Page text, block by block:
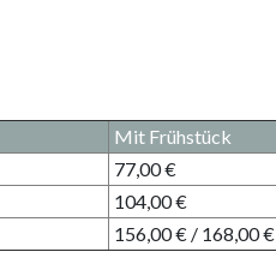
Mit Frühstück
77,00 €
104,00 €
156,00 € / 168,00 €